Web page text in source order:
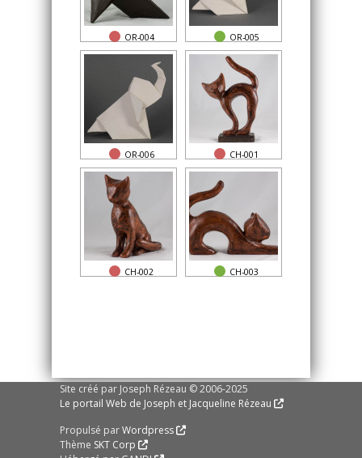
OR-004 OR-005
OR-006 CH-001
CH-002 CH-003
Site créé par Joseph Rézeau © 2006-2025
Le portail Web de Joseph et Jacqueline Rézeau
Propulsé parWordpress
Thème SKT Corp